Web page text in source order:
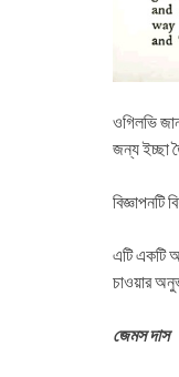
ওগিলভি
জন্য ইচ্ছা
বিজ্ঞাপনটি
এটি একটি
চাওয়ার
জেমস দাস